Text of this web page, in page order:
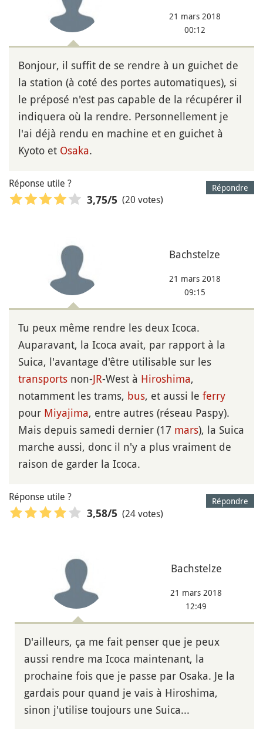
21 mars 2018
00:12
Bonjour, il suffit de se rendre à un guichet de
la station (à coté des portes automatiques), si
le préposé n'est pas capable de la récupérer il
indiquera où la rendre. Personnellement je
l'ai déjà rendu en machine et en guichet à
Kyoto et Osaka.
Répondre
Réponse utile ?
3,75/5 (20 votes)
Bachstelze
21 mars 2018
09:15
Tu peux même rendre les deux Icoca.
Auparavant, la Icoca avait, par rapport à la
Suica, l'avantage d'être utilisable sur les
transports non-JR-West à Hiroshima,
notamment les trams, bus, et aussi le ferry
pour Miyajima, entre autres (réseau Paspy).
Mais depuis samedi dernier (17 mars), la Suica
marche aussi, donc il n'y a plus vraiment de
raison de garder la Icoca.
Répondre
Réponse utile ?
3,58/5 (24 votes)
Bachstelze
21 mars 2018
12:49
D'ailleurs, ça me fait penser que je peux
aussi rendre ma Icoca maintenant, la
prochaine fois que je passe par Osaka. Je la
gardais pour quand je vais à Hiroshima,
sinon j'utilise toujours une Suica...